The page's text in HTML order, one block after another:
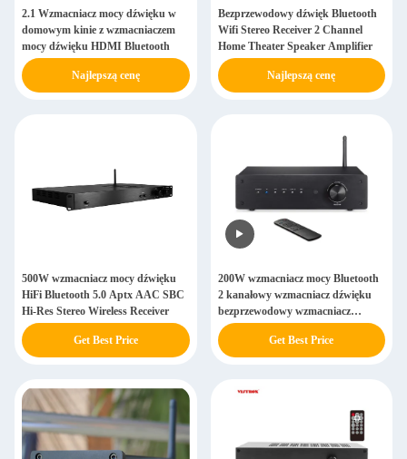
2.1 Wzmacniacz mocy dźwięku w
domowym kinie z wzmacniaczem
mocy dźwięku HDMI Bluetooth
Najlepszą cenę
Bezprzewodowy dźwięk Bluetooth
Wifi Stereo Receiver 2 Channel
Home Theater Speaker Amplifier
Najlepszą cenę
500W wzmacniacz mocy dźwięku
HiFi Bluetooth 5.0 Aptx AAC SBC
Hi-Res Stereo Wireless Receiver
Get Best Price
200W wzmacniacz mocy Bluetooth
2 kanałowy wzmacniacz dźwięku
bezprzewodowy wzmacniacz
subwoofera
Get Best Price